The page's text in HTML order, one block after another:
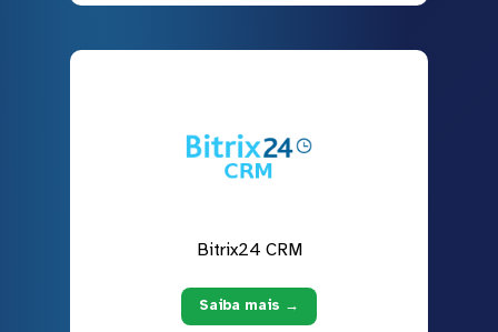
Bitrix24 CRM
Saiba mais →